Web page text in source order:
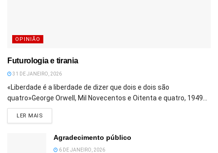
OPINIÃO
Futurologia e tirania
31 DE JANEIRO, 2026
«Liberdade é a liberdade de dizer que dois e dois são
quatro»George Orwell, Mil Novecentos e Oitenta e quatro, 1949...
LER MAIS
Agradecimento público
6 DE JANEIRO, 2026